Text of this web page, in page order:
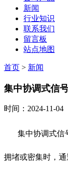
新闻
行业知识
联系我们
留言板
站点地图
首页 > 新闻
集中协调式信
时间：2024-11-04
集中协调式信号
拥堵或密集时，